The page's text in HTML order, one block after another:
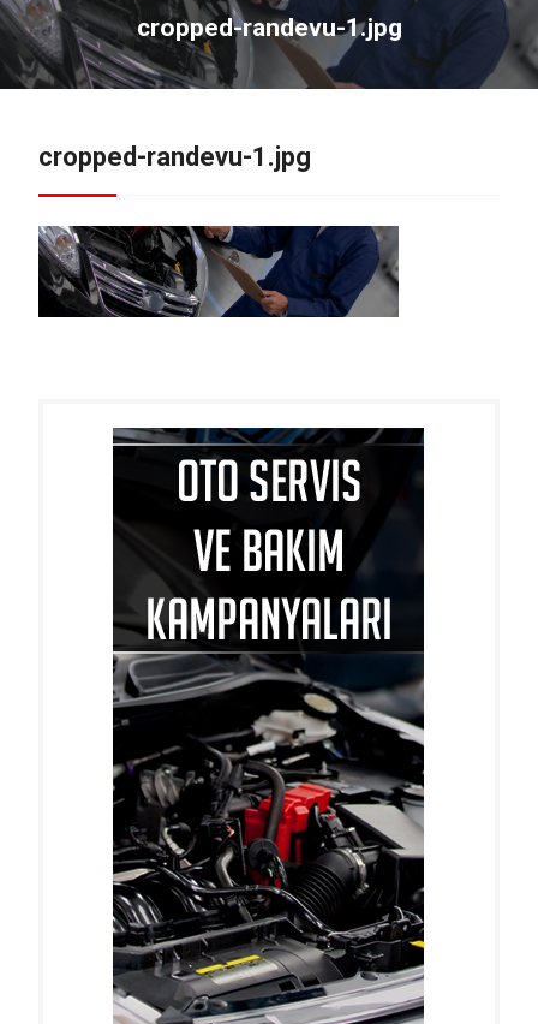
cropped-randevu-1.jpg
cropped-randevu-1.jpg